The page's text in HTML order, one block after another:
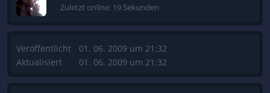
Zuletzt online: 19 Sekunden
Veröffentlicht
Aktualisiert
01. 06. 2009 um 21:32
01. 06. 2009 um 21:32